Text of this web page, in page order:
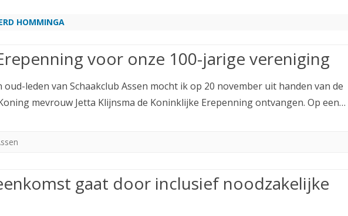
RAPIDKAMPIOENSCHAP 2025-
2026
SNELSCHAAKKAMPIOENSCHAP
JEUGD 2025-2026
JEUGDKAMPIOENSCHAPPEN
ASSEN
HISTORIE
UITSLAGENNOSBO-COMPETITIE
HOMMINGA
voor onze 100-jarige vereniging
oud-leden van Schaakclub Assen mocht ik op 20 november uit handen van de
mevrouw Jetta Klijnsma de Koninklijke Erepenning ontvangen. Op een…
gaat door inclusief noodzakelijke